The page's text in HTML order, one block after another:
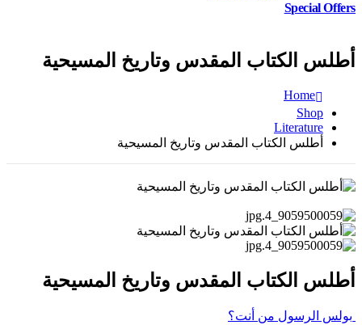
Special Offers
أطلس الكتاب المقدس وتاريخ المسيحية
Home
Shop
Literature
أطلس الكتاب المقدس وتاريخ المسيحية
أطلس الكتاب المقدس وتاريخ المسيحية
بولس الرسول من أنت؟